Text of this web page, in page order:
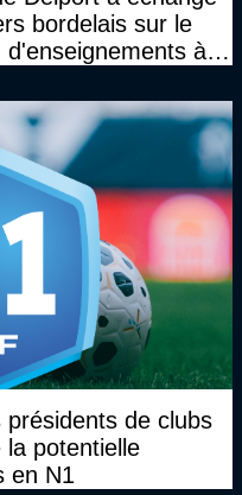
bordelais sur le
à la
de clubs
la potentielle
en N1